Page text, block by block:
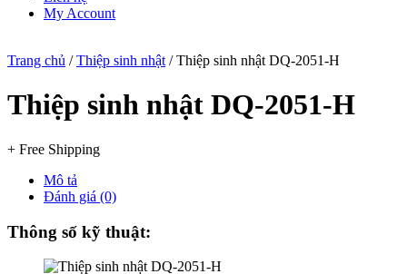
My Account
Trang chủ /Thiệp sinh nhật / Thiệp sinh nhật DQ-2051-H
Thiệp sinh nhật DQ-2051-H
+ Free Shipping
Mô tả
Đánh giá (0)
Thông số kỹ thuật: